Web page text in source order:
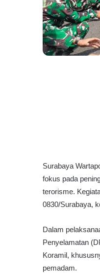
Surabaya
fokus pada
terorisme.
0830/Surabaya,
Dalam
Penyelamatan
Koramil,
pemadam.